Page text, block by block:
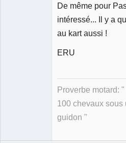
De même pour
intéressé... Il y a
au kart aussi !
ERU
Proverbe motard:
100 chevaux sous
guidon "